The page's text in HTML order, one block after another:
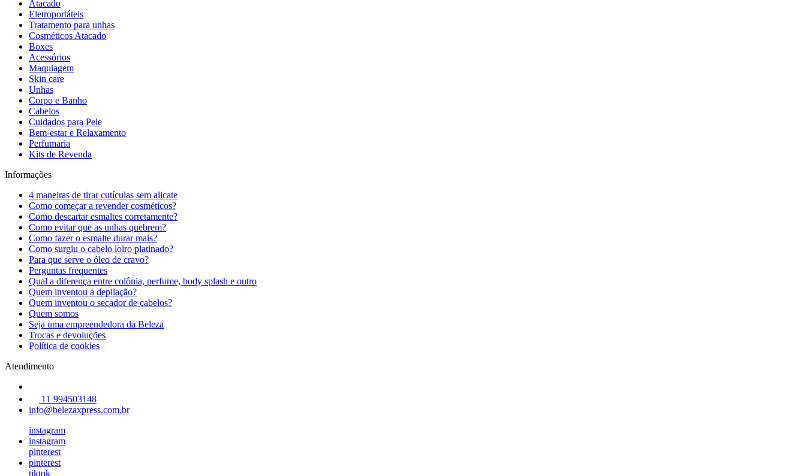
Atacado
Eletroportáteis
Tratamento para unhas
Cosméticos Atacado
Boxes
Acessórios
Maquiagem
Skin care
Unhas
Corpo e Banho
Cabelos
Cuidados para Pele
Bem-estar e Relaxamento
Perfumaria
Kits de Revenda
Informações
4 maneiras de tirar cutículas sem alicate
Como começar a revender cosméticos?
Como descartar esmaltes corretamente?
Como evitar que as unhas quebrem?
Como fazer o esmalte durar mais?
Como surgiu o cabelo loiro platinado?
Para que serve o óleo de cravo?
Perguntas frequentes
Qual a diferença entre colônia, perfume, body splash e outro
Quem inventou a depilação?
Quem inventou o secador de cabelos?
Quem somos
Seja uma empreendedora da Beleza
Trocas e devoluções
Política de cookies
Atendimento
11 994503148
info@belezaxpress.com.br
instagram
instagram
pinterest
pinterest
tiktok